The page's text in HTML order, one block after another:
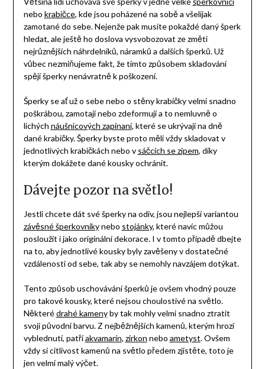
nebo krabičce, kde jsou poházené na sobě a všelijak
zamotané do sebe. Nejenže pak musíte pokaždé daný šperk
hledat, ale ještě ho doslova vysvobozovat ze změti
nejrůznějších náhrdelníků, náramků a dalších šperků. Už
vůbec nezmiňujeme fakt, že tímto způsobem skladování
spějí šperky nenávratně k poškození.
Šperky se ať už o sebe nebo o stěny krabičky velmi snadno
poškrábou, zamotají nebo zdeformují a to nemluvně o
lichých náušnicových zapínaní, které se ukrývají na dně
dané krabičky. Šperky byste proto měli vždy skladovat v
jednotlivých krabičkách nebo v sáčcích se zipem, díky
kterým dokážete dané kousky ochránit.
Dávejte pozor na světlo!
Jestli chcete dát své šperky na odiv, jsou nejlepší variantou
závěsné šperkovníkynebo stojánky, které navíc můžou
posloužit i jako originální dekorace. I v tomto případě dbejte
na to, aby jednotlivé kousky byly zavěšeny v dostatečné
vzdálenosti od sebe, tak aby se nemohly navzájem dotýkat.
Tento způsob uschovávání šperků je ovšem vhodný pouze
pro takové kousky, které nejsou choulostivé na světlo.
Některédrahé kamenyby tak mohly velmi snadno ztratit
svojí původní barvu. Z nejběžnějších kamenů, kterým hrozí
vyblednutí, patříakvamarín, zirkon nebo ametyst. Ovšem
vždy si citlivost kamenů na světlo předem zjistěte, toto je
jen velmi malý výčet.